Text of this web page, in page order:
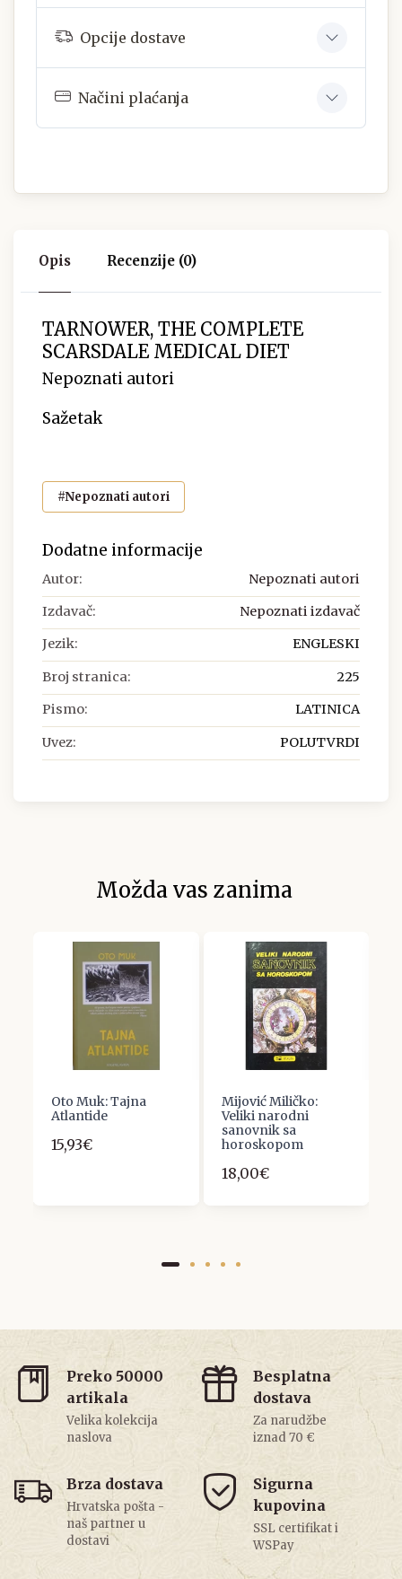
Opcije dostave
Načini plaćanja
Opis Recenzije (0)
TARNOWER, THE COMPLETE
SCARSDALE MEDICAL DIET
Nepoznati autori
Sažetak
#Nepoznati autori
Dodatne informacije
Autor: Nepoznati autori
Izdavač: Nepoznati izdavač
Jezik: ENGLESKI
Broj stranica: 225
Pismo: LATINICA
Uvez: POLUTVRDI
Možda vas zanima
Oto Muk: Tajna
Atlantide
15,93€
Mijović Miličko:
Veliki narodni
sanovnik sa
horoskopom
18,00€
Preko 50000
artikala
Velika kolekcija
naslova
Besplatna
dostava
Za narudžbe
iznad 70 €
Brza dostava
Hrvatska pošta -
naš partner u
dostavi
Sigurna
kupovina
SSL certifikat i
WSPay